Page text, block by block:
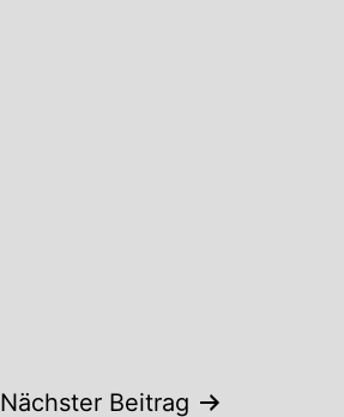
Nächster Beitrag